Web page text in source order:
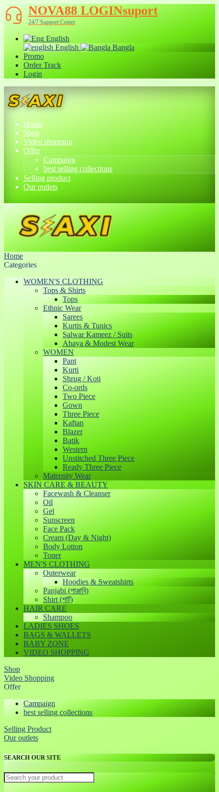
NOVA88 LOGINsuport
24/7 Support Center
English
English
Bangla
Promo
Order Track
Login
Home
Shop
Video shopping
Offer
Campaign
best selling collections
Selling product
Our outlets
Home
Categories
WOMEN'S CLOTHING
Tops & Shirts
Tops
Ethnic Wear
Sarees
Kurtis & Tunics
Salwar Kameez / Suits
Abaya & Modest Wear
WOMEN
Pant
Kurti
Shrug / Koti
Co-ords
Two Piece
Gown
Three Piece
Kaftan
Blazer
Batik
Western
Unstitched Three Piece
Ready Three Piece
Maternity Wear
SKIN CARE & BEAUTY
Facewash & Cleanser
Oil
Gel
Sunscreen
Face Pack
Cream (Day & Night)
Body Lotion
Toner
MEN'S CLOTHING
Outerwear
Hoodies & Sweatshirts
Panjabi (পাঞ্জাবি)
Shirt (শার্ট)
HAIR CARE
Shampoo
LADIES SHOES
BAGS & WALLETS
BABY ZONE
VIDEO SHOPPING
Shop
Video Shopping
Offer
Campaign
best selling collections
Selling Product
Our outlets
SEARCH OUR SITE